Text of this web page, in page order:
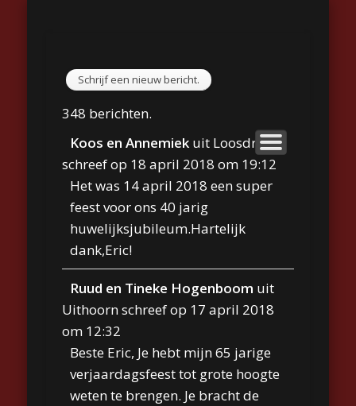
348 berichten.
Koos en Annemiek uit Loosdrecht
schreef op 18 april 2018 om 19:12
Het was 14 april 2018 een super
feest voor ons 40 jarig
huwelijksjubileum.Hartelijk
dank,Eric!
Ruud en Tineke Hogenboom uit
Uithoornschreef op 17 april 2018
om 12:32
Beste Eric, Je hebt mijn 65 jarige
verjaardagsfeest tot grote hoogte
weten te brengen. Je bracht de